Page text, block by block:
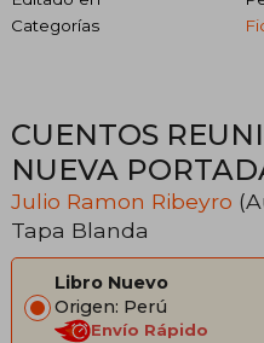
Categorías
CUENTOS
NUEVA
Julio Ramon Ribeyro
Tapa Blanda
Libro Nuevo
Origen: Perú
Envío Rápido